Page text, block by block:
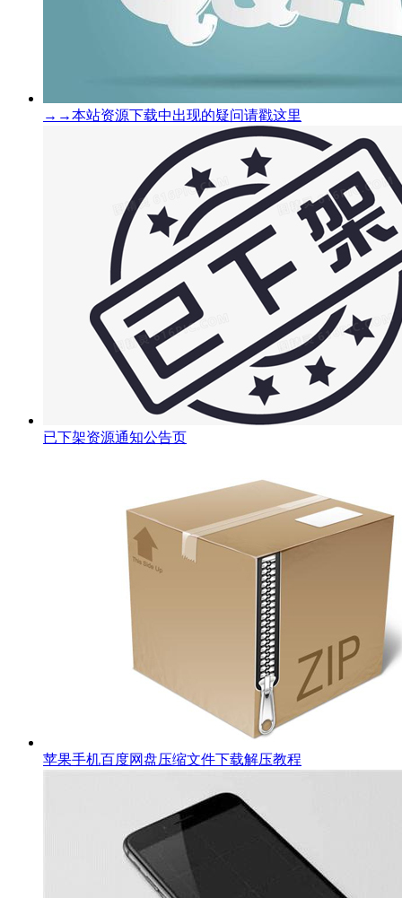
→→本站资源下载中出现的疑问请戳这里
已下架资源通知公告页
苹果手机百度网盘压缩文件下载解压教程